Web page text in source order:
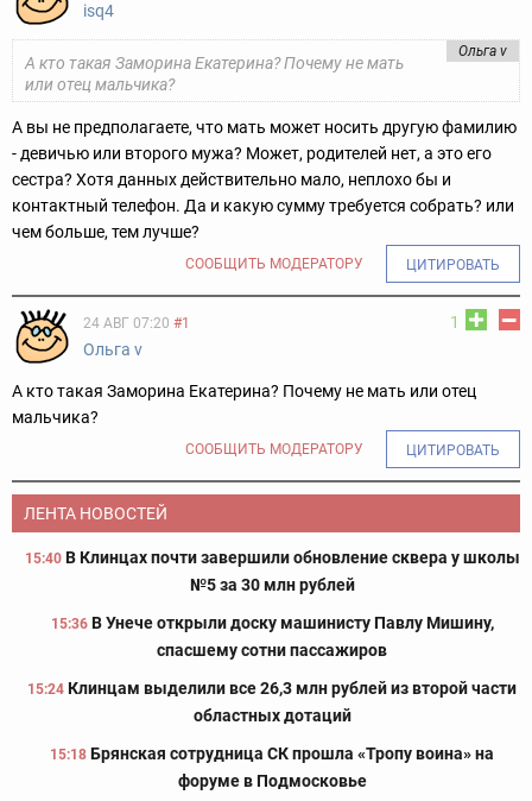
isq4
Ольга v
А кто такая Заморина Екатерина? Почему не мать
или отец мальчика?
А вы не предполагаете, что мать может носить другую фамилию
- девичью или второго мужа? Может, родителей нет, а это его
сестра? Хотя данных действительно мало, неплохо бы и
контактный телефон. Да и какую сумму требуется собрать? или
чем больше, тем лучше?
СООБЩИТЬ МОДЕРАТОРУ ЦИТИРОВАТЬ
1
24 АВГ 07:20 #1
Ольга v
А кто такая Заморина Екатерина? Почему не мать или отец
мальчика?
СООБЩИТЬ МОДЕРАТОРУ ЦИТИРОВАТЬ
ЛЕНТА НОВОСТЕЙ
15:40 В Клинцах почти завершили обновление сквера у школы
№5 за 30 млн рублей
15:36 В Унече открыли доску машинисту Павлу Мишину,
спасшему сотни пассажиров
15:24 Клинцам выделили все 26,3 млн рублей из второй части
областных дотаций
15:18 Брянская сотрудница СК прошла «Тропу воина» на
форуме в Подмосковье